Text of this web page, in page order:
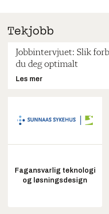
Jobbintervjuet: Slik
du deg optimalt
Les mer
Fagansvarlig teknologi
og løsningsdesign